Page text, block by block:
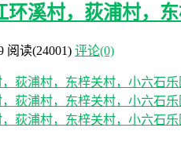
溪村，荻浦村，
阅读(24001) 评论(0)